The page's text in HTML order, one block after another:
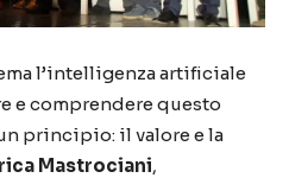
l’intelligenza artificiale
e comprendere questo
principio: il valore e la
Mastrociani,